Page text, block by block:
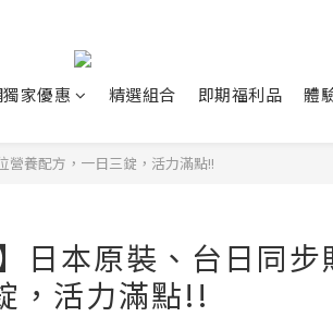
家優惠 精選組合 即期福利品 體
養配方，一日三錠，活力滿點!!
日本原裝、台日同
，活力滿點!!